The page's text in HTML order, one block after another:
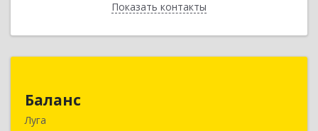
Показать контакты
Назад
Баланс
Луга